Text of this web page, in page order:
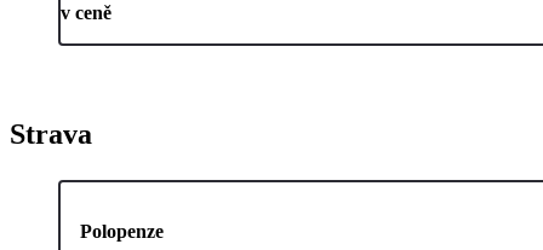
v ceně
Strava
Polopenze